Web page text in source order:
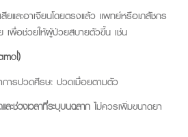
ยและอาเจียนโดยตรงแล้ว แพทย์หรือเภสัชกร
พื่อช่วยให้ผู้ป่วยสบายตัวขึ้น เช่น
)
การปวดศีรษะ ปวดเมื่อยตามตัว
ละช่วงเวลาที่ระบุบนฉลากไม่ควรเพิ่มขนาดยา